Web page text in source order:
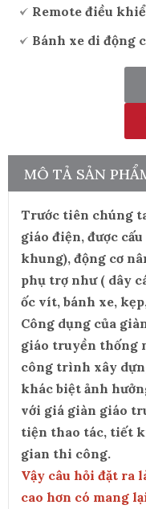
Remote điều
Bánh xe di động
MÔ TẢ SẢN
Trước tiên chúng
giáo điện, được
khung), động cơ
phụ trợ như ( dây
ốc vít, bánh xe,
Công dụng của
giáo truyền thống
công trình xây
khác biệt ảnh
với giá giàn giáo
tiện thao tác, tiết
gian thi công.
Vậy câu hỏi đặt ra
cao hơn có mang